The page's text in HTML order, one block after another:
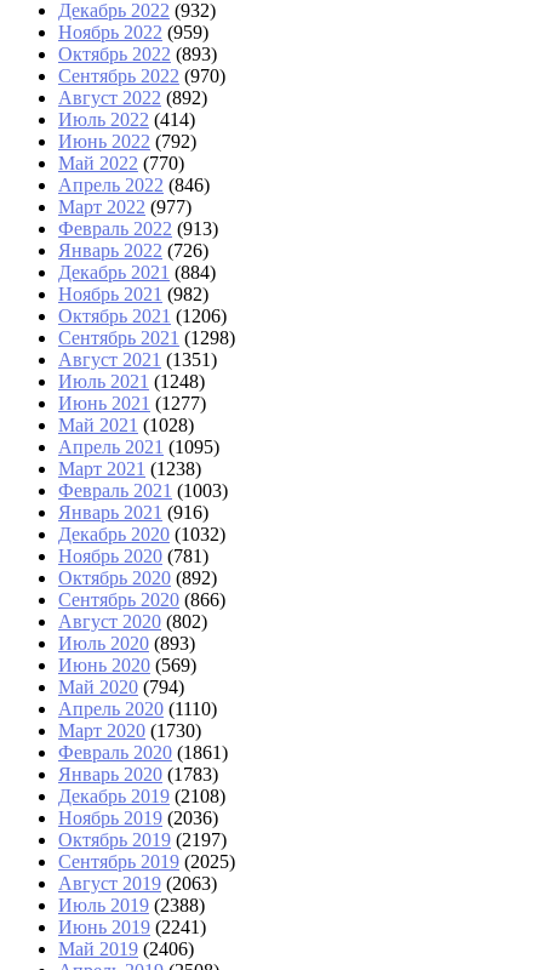
Декабрь 2022 (932)
Ноябрь 2022 (959)
Октябрь 2022 (893)
Сентябрь 2022 (970)
Август 2022 (892)
Июль 2022 (414)
Июнь 2022 (792)
Май 2022 (770)
Апрель 2022 (846)
Март 2022 (977)
Февраль 2022 (913)
Январь 2022 (726)
Декабрь 2021 (884)
Ноябрь 2021 (982)
Октябрь 2021 (1206)
Сентябрь 2021 (1298)
Август 2021 (1351)
Июль 2021 (1248)
Июнь 2021 (1277)
Май 2021 (1028)
Апрель 2021 (1095)
Март 2021 (1238)
Февраль 2021 (1003)
Январь 2021 (916)
Декабрь 2020 (1032)
Ноябрь 2020 (781)
Октябрь 2020 (892)
Сентябрь 2020 (866)
Август 2020 (802)
Июль 2020 (893)
Июнь 2020 (569)
Май 2020 (794)
Апрель 2020 (1110)
Март 2020 (1730)
Февраль 2020 (1861)
Январь 2020 (1783)
Декабрь 2019 (2108)
Ноябрь 2019 (2036)
Октябрь 2019 (2197)
Сентябрь 2019 (2025)
Август 2019 (2063)
Июль 2019 (2388)
Июнь 2019 (2241)
Май 2019 (2406)